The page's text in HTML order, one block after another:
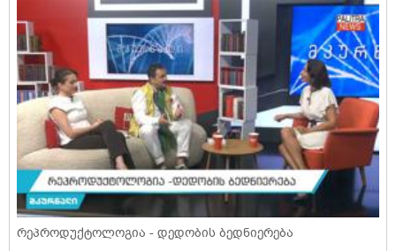
რეპროდუქტოლოგია - დედობის ბედნიერება